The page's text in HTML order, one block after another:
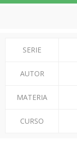
SERIE
AUTOR
MATERIA
CURSO